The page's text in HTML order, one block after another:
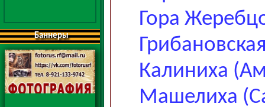
Баннеры
Гора
Калиниха
Машелиха